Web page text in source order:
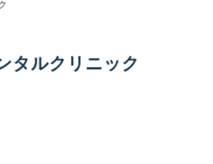
タルクリニック